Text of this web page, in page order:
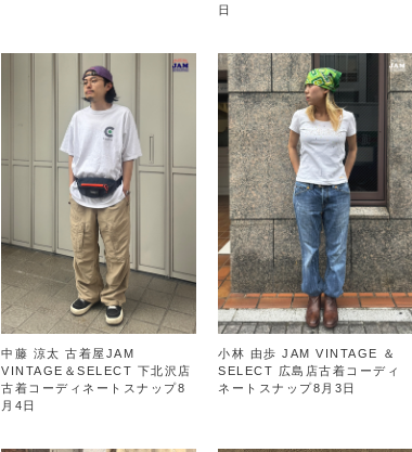
日
中藤 涼太 古着屋JAM
VINTAGE＆SELECT 下北沢店
古着コーディネートスナップ8
月4日
小林 由歩 JAM VINTAGE ＆
SELECT 広島店古着コーディ
ネートスナップ8月3日